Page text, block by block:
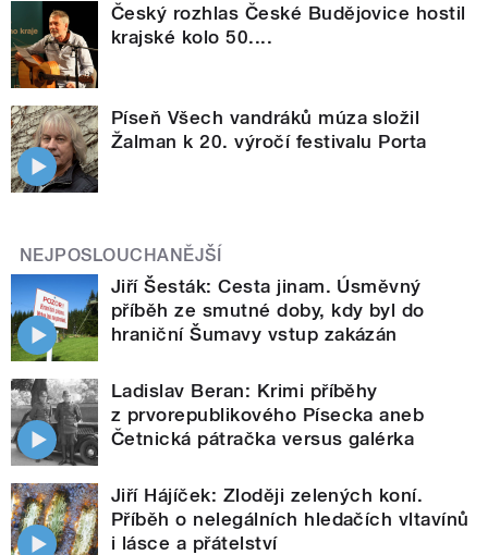
Český rozhlas České Budějovice hostil
krajské kolo 50....
Píseň Všech vandráků múza složil
Žalman k 20. výročí festivalu Porta
NEJPOSLOUCHANĚJŠÍ
Jiří Šesták: Cesta jinam. Úsměvný
příběh ze smutné doby, kdy byl do
hraniční Šumavy vstup zakázán
Ladislav Beran: Krimi příběhy
z prvorepublikového Písecka aneb
Četnická pátračka versus galérka
Jiří Hájíček: Zloději zelených koní.
Příběh o nelegálních hledačích vltavínů
i lásce a přátelství